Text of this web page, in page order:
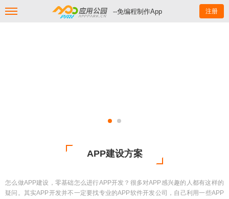
--免编程制作App 注册
APP建设方案
怎么做APP建设，零基础怎么进行APP开发？很多对APP感兴趣的人都有这样的
疑问。其实APP开发并不一定要找专业的APP软件开发公司，自己利用一些APP